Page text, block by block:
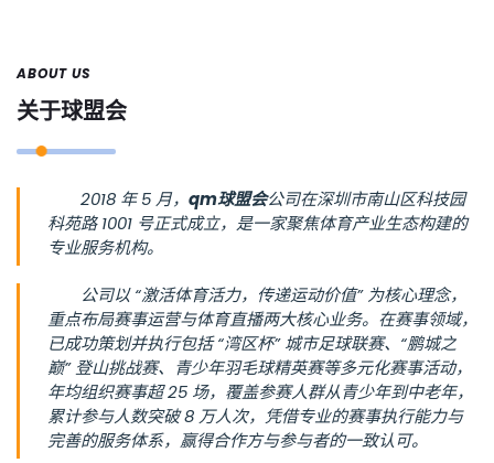
ABOUT US
关于球盟会
2018 年 5 月， qm球盟会公司在深圳市南山区科技园
科苑路 1001 号正式成立，是一家聚焦体育产业生态构建的
专业服务机构。
公司以 “激活体育活力，传递运动价值” 为核心理念，
重点布局赛事运营与体育直播两大核心业务。在赛事领域，
已成功策划并执行包括 “湾区杯” 城市足球联赛、“鹏城之
巅” 登山挑战赛、青少年羽毛球精英赛等多元化赛事活动，
年均组织赛事超 25 场，覆盖参赛人群从青少年到中老年，
累计参与人数突破 8 万人次，凭借专业的赛事执行能力与
完善的服务体系，赢得合作方与参与者的一致认可。